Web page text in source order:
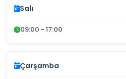
Salı
09:00 - 17:00
Çarşamba